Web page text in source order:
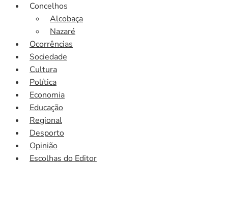
Concelhos
Alcobaça
Nazaré
Ocorrências
Sociedade
Cultura
Política
Economia
Educação
Regional
Desporto
Opinião
Escolhas do Editor